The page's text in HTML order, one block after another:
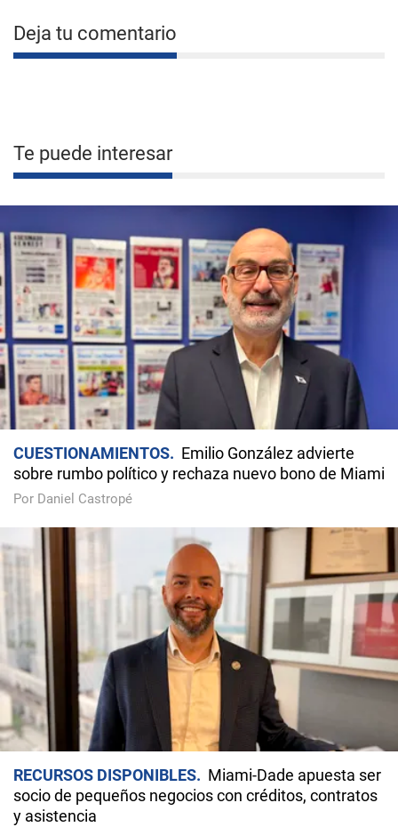
Deja tu comentario
Te puede interesar
CUESTIONAMIENTOS
Emilio González advierte
sobre rumbo político y rechaza nuevo bono de Miami
Por Daniel Castropé
RECURSOS DISPONIBLES
Miami-Dade apuesta ser
socio de pequeños negocios con créditos, contratos
y asistencia